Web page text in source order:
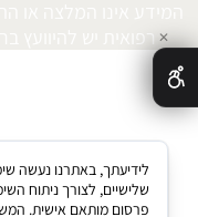
רפואית יש להיוועץ ✕
שלישיים, לצורך ניתוח
פרסום מותאם אישית.